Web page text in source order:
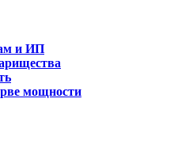
и ИП
мощности